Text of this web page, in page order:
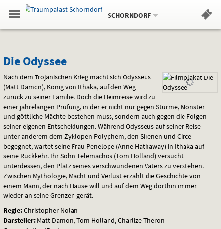
Springe
zum
,zum
.
Navigation
Gehe
zur
Standortauswahl
Standort:
SCHORNDORF.
Hinweis
Die
Odyssee
Die Odyssee
Nach dem Trojanischen Krieg macht sich Odysseus
(Matt Damon), König von Ithaka, auf den Weg
zurück zu seiner Familie. Doch die Heimreise wird zu
einer jahrelangen Prüfung, in der er nicht nur gegen Stürme, Monster
und göttliche Mächte bestehen muss, sondern auch gegen die Folgen
seiner eigenen Entscheidungen. Während Odysseus auf seiner Reise
unter anderem dem Zyklopen Polyphem, den Sirenen und Circe
begegnet, wartet seine Frau Penelope (Anne Hathaway) in Ithaka auf
seine Rückkehr. Ihr Sohn Telemachos (Tom Holland) versucht
unterdessen, den Platz seines verschwundenen Vaters zu verstehen.
Zwischen Mythologie, Macht und Verlust erzählt die Geschichte von
einem Mann, der nach Hause will und auf dem Weg dorthin immer
wieder an seine Grenzen gerät.
Regie:Christopher Nolan
Darsteller: Matt Damon, Tom Holland, Charlize Theron